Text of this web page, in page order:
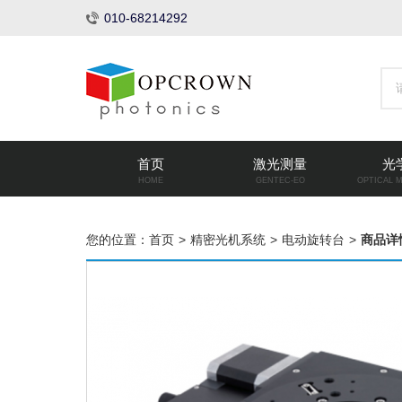
010-68214292
首页
HOME
激光测量
GENTEC-EO
光
OPTICAL
您的位置： 首页 > 精密光机系统 > 电动旋转台 > 商品详